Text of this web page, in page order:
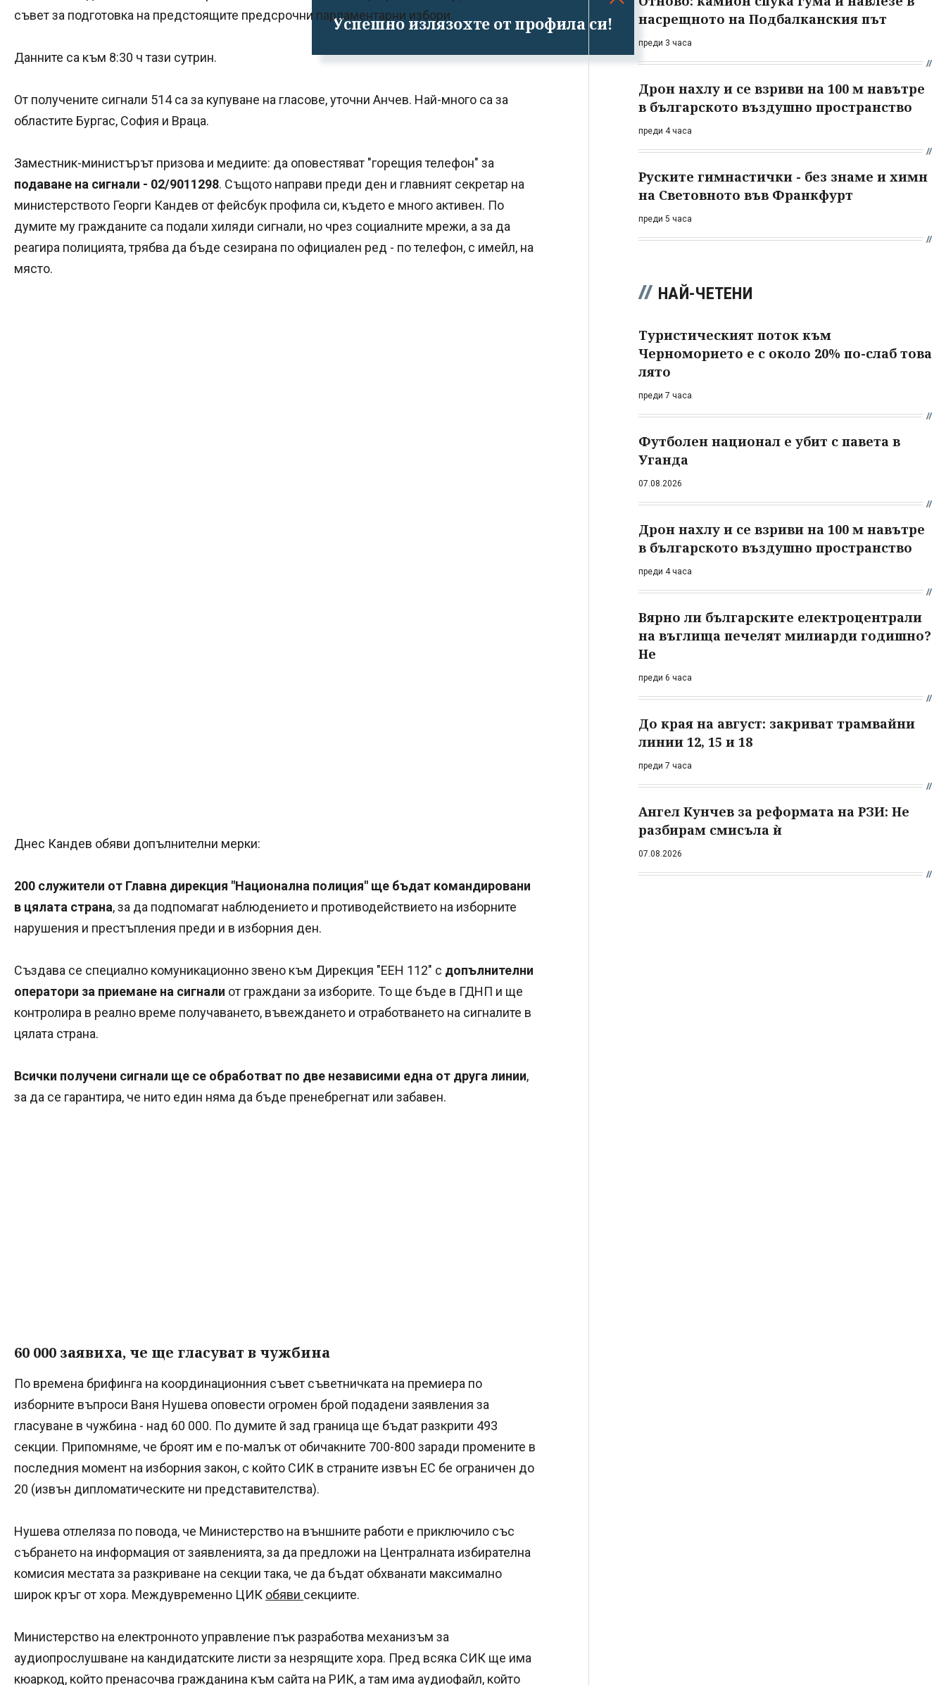
Успешно излязохте от профила си!
съвет за подготовка на предстоящите предсрочни парламентарни избори.
Данните са към 8:30 ч тази сутрин.
От получените сигнали 514 са за купуване на гласове, уточни Анчев. Най-много са за
областите Бургас, София и Враца.
Заместник-министърът призова и медиите: да оповестяват "горещия телефон" за
подаване на сигнали - 02/9011298. Същото направи преди ден и главният секретар на
министерството Георги Кандев от фейсбук профила си, където е много активен. По
думите му гражданите са подали хиляди сигнали, но чрез социалните мрежи, а за да
реагира полицията, трябва да бъде сезирана по официален ред - по телефон, с имейл, на
място.
Днес Кандев обяви допълнителни мерки:
200 служители от Главна дирекция "Национална полиция" ще бъдат командировани
в цялата страна, за да подпомагат наблюдението и противодействието на изборните
нарушения и престъпления преди и в изборния ден.
Създава се специално комуникационно звено към Дирекция "ЕЕН 112" с допълнителни
оператори за приемане на сигнали от граждани за изборите. То ще бъде в ГДНП и ще
контролира в реално време получаването, въвеждането и отработването на сигналите в
цялата страна.
Всички получени сигнали ще се обработват по две независими една от друга линии,
за да се гарантира, че нито един няма да бъде пренебрегнат или забавен.
60 000 заявиха, че ще гласуват в чужбина
По времена брифинга на координационния съвет съветничката на премиера по
изборните въпроси Ваня Нушева оповести огромен брой подадени заявления за
гласуване в чужбина - над 60 000. По думите й зад граница ще бъдат разкрити 493
секции. Припомняме, че броят им е по-малък от обичакните 700-800 заради промените в
последния момент на изборния закон, с който СИК в страните извън ЕС бе ограничен до
20 (извън дипломатическите ни представителства).
Нушева отлеляза по повода, че Министерство на външните работи е приключило със
събрането на информация от заявленията, за да предложи на Централната избирателна
комисия местата за разкриване на секции така, че да бъдат обхванати максимално
широк кръг от хора. Междувременно ЦИК обяви секциите.
Министерство на електронното управление пък разработва механизъм за
аудиопрослушване на кандидатските листи за незрящите хора. Пред всяка СИК ще има
кюаркод, който пренасочва гражданина към сайта на РИК, а там има аудиофайл, който
насрещното на Подбалканския път
преди 3 часа
Дрон нахлу и се взриви на 100 м навътре
в българското въздушно пространство
преди 4 часа
Руските гимнастички - без знаме и химн
на Световното във Франкфурт
преди 5 часа
НАЙ-ЧЕТЕНИ
Туристическият поток към
Черноморието е с около 20% по-слаб това
лято
преди 7 часа
Футболен национал е убит с павета в
Уганда
07.08.2026
Дрон нахлу и се взриви на 100 м навътре
в българското въздушно пространство
преди 4 часа
Вярно ли българските електроцентрали
на въглища печелят милиарди годишно?
Не
преди 6 часа
До края на август: закриват трамвайни
линии 12, 15 и 18
преди 7 часа
Ангел Кунчев за реформата на РЗИ: Не
разбирам смисъла ѝ
07.08.2026